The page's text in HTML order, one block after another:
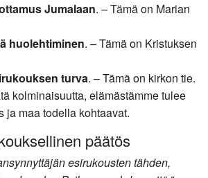
Jumalaan. – Tämä on Marian
huolehtiminen. – Tämä on Kristuksen
turva. – Tämä on kirkon tie.
kolminaisuutta, elämästämme tulee
ja maa todella kohtaavat.
päätös
esirukousten tähden,